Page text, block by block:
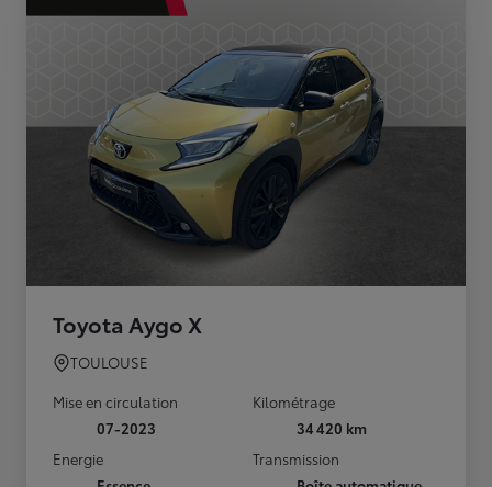
Toyota Aygo X
TOULOUSE
Mise en circulation
07-2023
Kilométrage
34 420 km
Energie
Transmission